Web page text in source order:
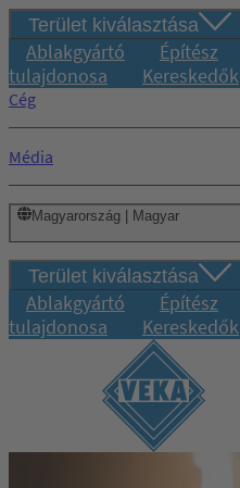
Terület kiválasztása
Ablakgyártó Építész
tulajdonosa
Kereskedők
Cég
Média
Magyarország | Magyar
Terület kiválasztása
Ablakgyártó Építész
tulajdonosa
Kereskedők